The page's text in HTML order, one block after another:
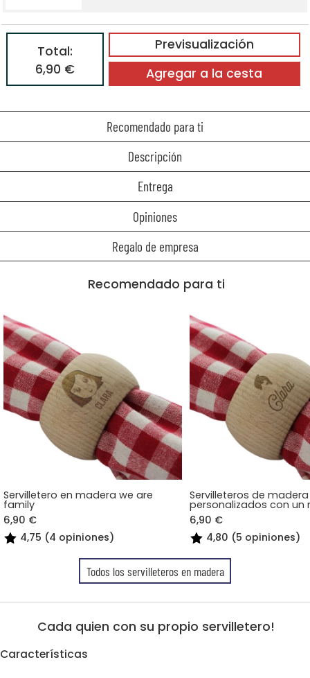
Previsualización
Total:
6,90 €
Agregar a la cesta
Recomendado para ti
Descripción
Entrega
Opiniones
Regalo de empresa
Recomendado para ti
Servilletero en madera we are
family
6,90 €
4,75 (4 opiniones)
Servilleteros de madera
personalizados con un
6,90 €
4,80 (5 opiniones)
Todos los servilleteros en madera
Cada quien con su propio servilletero!
Características